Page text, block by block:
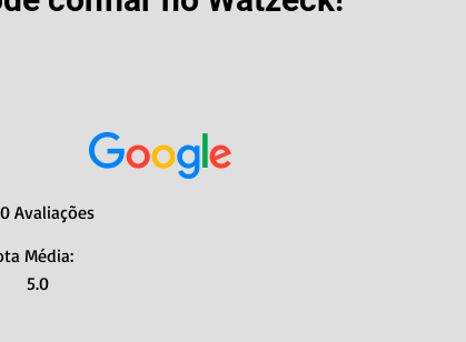
Avaliações
Média:
5.0